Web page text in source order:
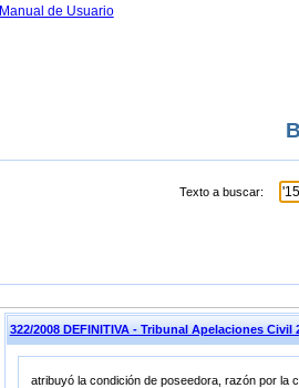
Manual de Usuario
Texto a buscar:
322/2008 DEFINITIVA - Tribunal Apelaciones Civil
atribuyó la condición de poseedora, razón por la